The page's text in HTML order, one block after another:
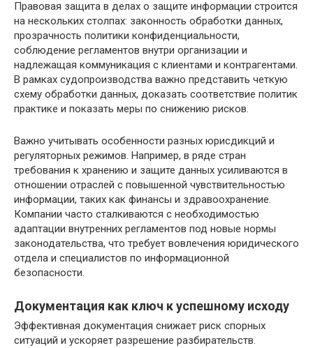
Правовая защита в делах о защите информации строится
на нескольких столпах: законность обработки данных,
прозрачность политики конфиденциальности,
соблюдение регламентов внутри организации и
надлежащая коммуникация с клиентами и контрагентами.
В рамках судопроизводства важно представить четкую
схему обработки данных, доказать соответствие политик
практике и показать меры по снижению рисков.
Важно учитывать особенности разных юрисдикций и
регуляторных режимов. Например, в ряде стран
требования к хранению и защите данных усиливаются в
отношении отраслей с повышенной чувствительностью
информации, таких как финансы и здравоохранение.
Компании часто сталкиваются с необходимостью
адаптации внутренних регламентов под новые нормы
законодательства, что требует вовлечения юридического
отдела и специалистов по информационной
безопасности.
Документация как ключ к успешному исходу
Эффективная документация снижает риск спорных
ситуаций и ускоряет разрешение разбирательств.